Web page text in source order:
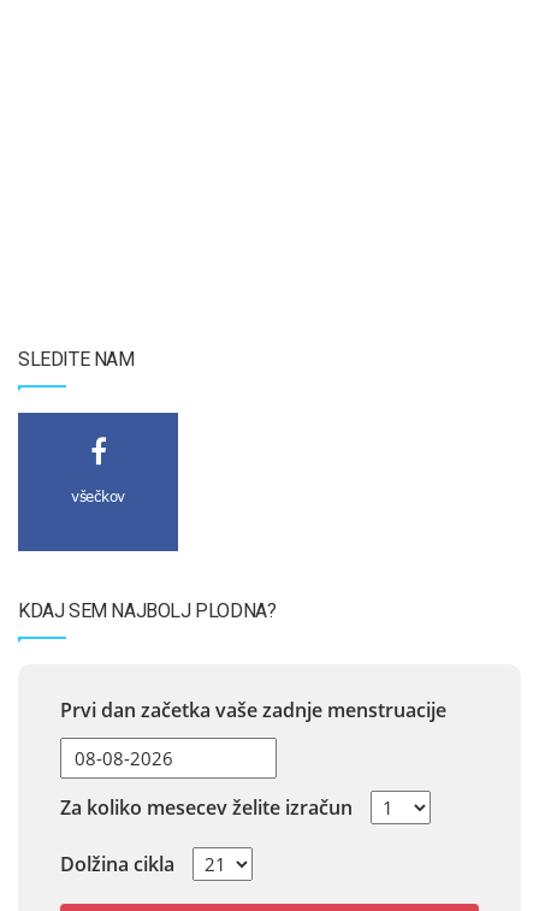
SLEDITE NAM
všečkov
KDAJ SEM NAJBOLJ PLODNA?
Prvi dan začetka vaše zadnje menstruacije
Za koliko mesecev želite izračun
Dolžina cikla